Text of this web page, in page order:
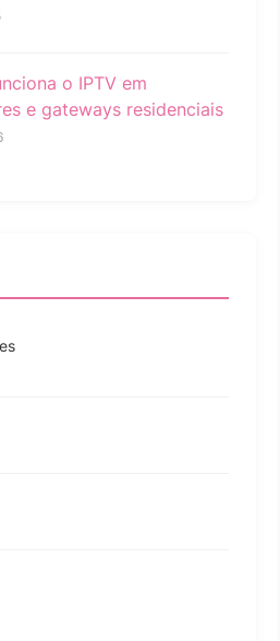
o IPTV em
e gateways residenciais